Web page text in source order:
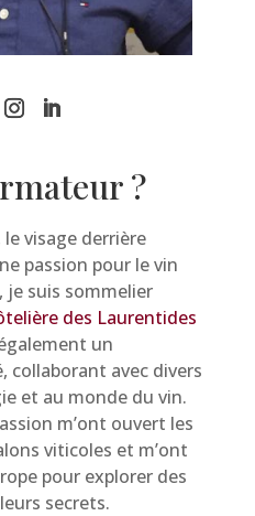
?
le visage derrière
passion pour le vin
je suis sommelier
des Laurentides
un
collaborant avec divers
et au monde du vin.
m’ont ouvert les
viticoles et m’ont
pour explorer des
secrets.